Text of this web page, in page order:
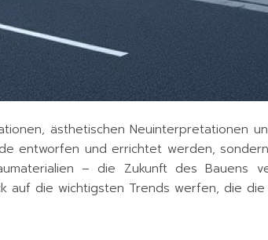
ästhetischen Neuinterpretationen
entworfen und errichtet werden,
– die Zukunft des Bauens
die wichtigsten Trends werfen, die die